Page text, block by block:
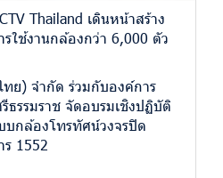
Thailand เดินหน้าสร้าง
ใช้งานกล้องกว่า 6,000 ตัว
ย) จำกัด ร่วมกับองค์การ
ธรรมราช จัดอบรมเชิงปฏิบัติ
บบกล้องโทรทัศน์วงจรปิด
ร 1552